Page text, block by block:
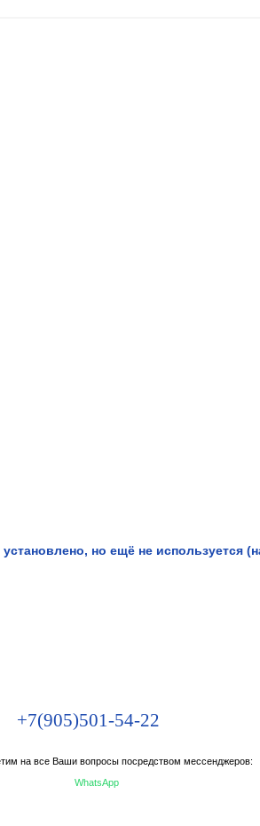
но ещё не используется
+7(905)501-54-22
на все Ваши вопросы посредством мессенджеров:
WhatsApp